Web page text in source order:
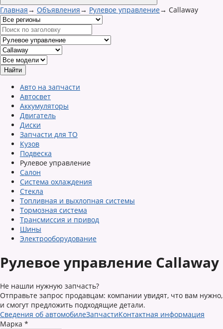
Главная→ Объявления→ Рулевое управление→ Callaway
Авто на запчасти
Автосвет
Аккумуляторы
Двигатель
Диски
Запчасти для ТО
Кузов
Подвеска
Рулевое управление
Салон
Система охлаждения
Стекла
Топливная и выхлопная системы
Тормозная система
Трансмиссия и привод
Шины
Электрооборудование
Рулевое управление Callaway
Не нашли нужную запчасть?
Отправьте запрос продавцам: компании увидят, что вам нужно,
и смогут предложить подходящие детали.
Сведения об автомобилеЗапчастиКонтактная информация
Марка *